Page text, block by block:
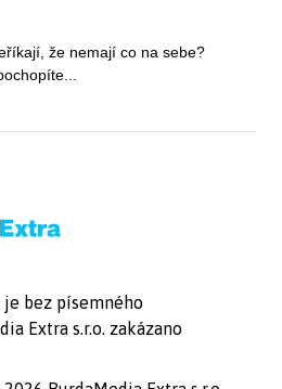
že nemají co na sebe?
je bez písemného
Extra s.r.o. zakázano